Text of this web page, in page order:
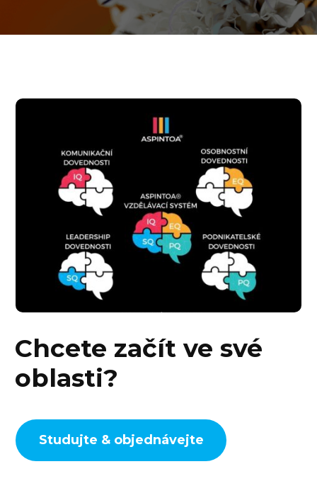
Chcete začít ve své
oblasti?
Studujte & objednávejte